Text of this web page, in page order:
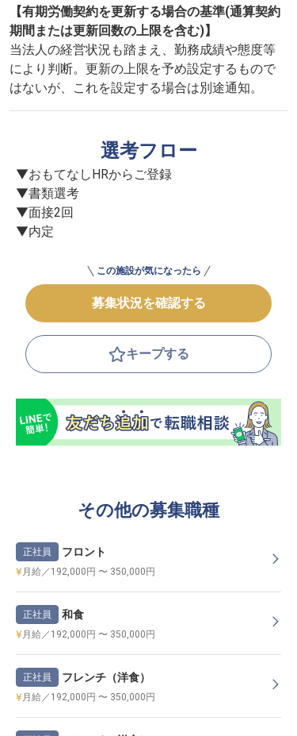
【有期労働契約を更新する場合の基準(通算契約
期間または更新回数の上限を含む)】
当法人の経営状況も踏まえ、勤務成績や態度等
により判断。更新の上限を予め設定するもので
はないが、これを設定する場合は別途通知。
選考フロー
▼おもてなしHRからご登録
▼書類選考
▼面接2回
▼内定
この施設が気になったら
募集状況を確認する
キープする
その他の募集職種
正社員 フロント
月給／192,000円 〜 350,000円
正社員 和食
月給／192,000円 〜 350,000円
正社員 フレンチ（洋食）
月給／192,000円 〜 350,000円